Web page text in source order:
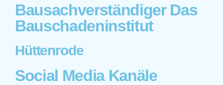
Bausachverständiger Das
Bauschadeninstitut
Hüttenrode
Social Media Kanäle